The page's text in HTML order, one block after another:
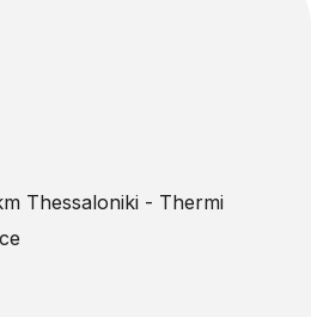
Thessaloniki - Thermi